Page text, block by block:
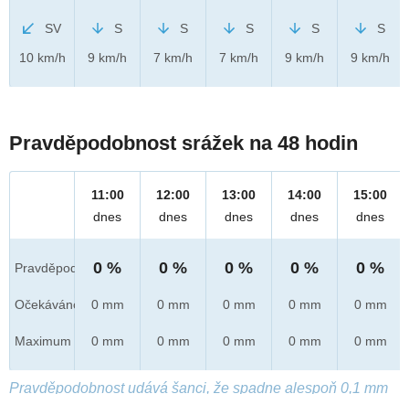
SV
10 km/h
S
9 km/h
S
7 km/h
S
7 km/h
S
9 km/h
S
9 km/h
Pravděpodobnost srážek na 48 hodin
Pravděpod.
Očekáváno
Maximum
11:00
dnes
0 %
0 mm
0 mm
12:00
dnes
0 %
0 mm
0 mm
13:00
dnes
0 %
0 mm
0 mm
14:00
dnes
0 %
0 mm
0 mm
15:00
dnes
0 %
0 mm
0 mm
Pravděpodobnost udává šanci, že spadne alespoň 0,1 mm